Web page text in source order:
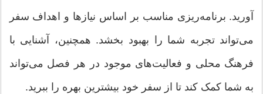
آورید. برنامه‌ریزی مناسب بر اساس نیازها و اهداف سفر
می‌تواند تجربه شما را بهبود بخشد. همچنین، آشنایی با
فرهنگ محلی و فعالیت‌های موجود در هر فصل می‌تواند
به شما کمک کند تا از سفر خود بیشترین بهره را ببرید.